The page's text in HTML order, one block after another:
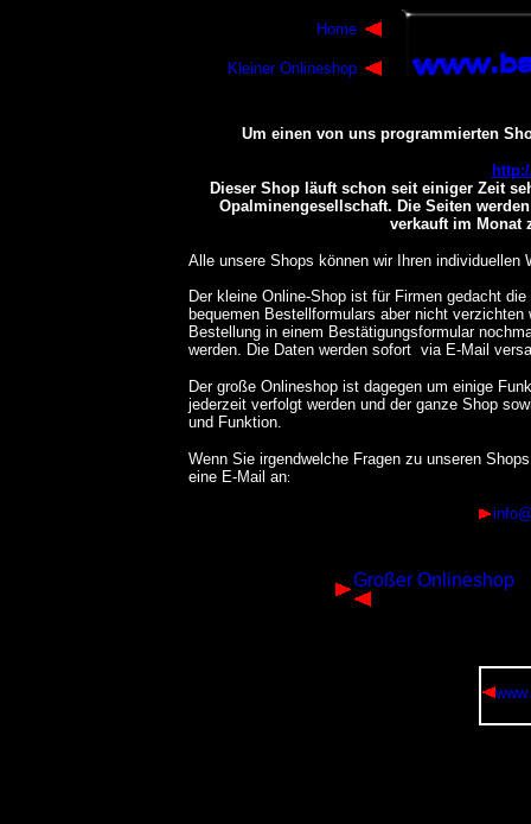
Home
Kleiner Onlineshop
Um einen von uns programmierten
Dieser Shop läuft schon seit einiger Zeit
Opalminengesellschaft. Die Seiten
verkauft im Monat
Alle unsere Shops können wir Ihren individuellen
Der kleine Online-Shop ist für Firmen gedacht
bequemen Bestellformulars aber nicht
Bestellung in einem Bestätigungsformular
werden. Die Daten werden sofort via E-Mail
Der große Onlineshop ist dagegen um einige
jederzeit verfolgt werden und der ganze Shop
und Funktion.
Wenn Sie irgendwelche Fragen zu unseren
eine E-Mail an:
Großer Onlineshop